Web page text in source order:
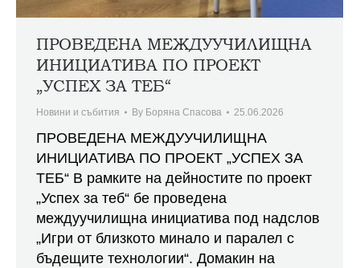
ПРОВЕДЕНА МЕЖДУУЧИЛИЩНА
ИНИЦИАТИВА ПО ПРОЕКТ
„УСПЕХ ЗА ТЕБ“
Новини и събития By Боряна Спасова 25.06.2026
ПРОВЕДЕНА МЕЖДУУЧИЛИЩНА
ИНИЦИАТИВА ПО ПРОЕКТ „УСПЕХ ЗА
ТЕБ“ В рамките на дейностите по проект
„Успех за теб“ бе проведена
междуучилищна инициатива под надслов
„Игри от близкото минало и паралел с
бъдещите технологии“. Домакин на